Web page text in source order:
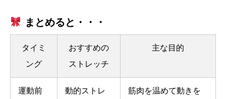
まとめると・・・
タイミ
ング
おすすめの
ストレッチ
主な目的
運動前
動的ストレ
筋肉を温めて動きを